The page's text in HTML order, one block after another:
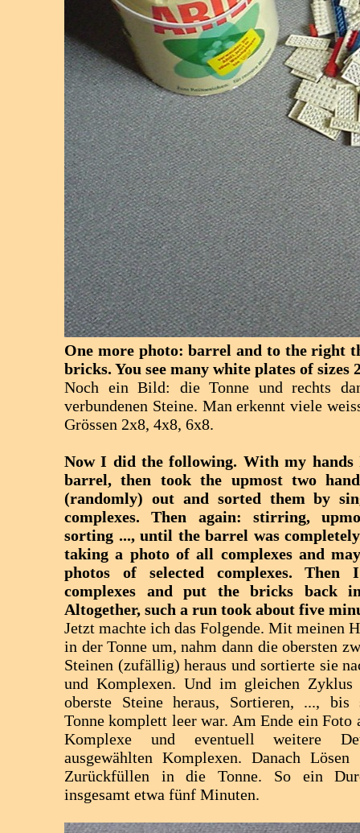
One more photo: barrel and to the right
bricks. You see many white plates of sizes
Noch ein Bild: die Tonne und rechts
verbundenen Steine. Man erkennt viele
Grössen 2x8, 4x8, 6x8.
Now I did the following. With my
barrel, then took the upmost two
(randomly) out and sorted them by
complexes. Then again: stirring,
sorting ..., until the barrel was
taking a photo of all complexes and
photos of selected complexes. Then
complexes and put the bricks back
Altogether, such a run took about five
Jetzt machte ich das Folgende. Mit meinen
in der Tonne um, nahm dann die obersten
Steinen (zufällig) heraus und sortierte sie
und Komplexen. Und im gleichen Zyklus
oberste Steine heraus, Sortieren, ..., bis
Tonne komplett leer war. Am Ende ein Foto
Komplexe und eventuell weitere
ausgewählten Komplexen. Danach
Zurückfüllen in die Tonne. So ein
insgesamt etwa fünf Minuten.